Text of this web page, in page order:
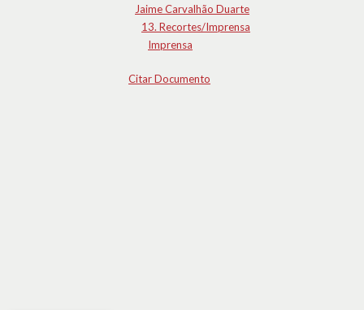
Jaime Carvalhão Duarte
13. Recortes/Imprensa
Imprensa
Citar Documento